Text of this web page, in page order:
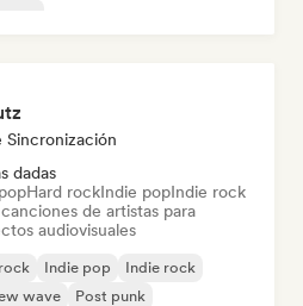
Sincronización
dadas
Hard rockIndie popIndie rock
de artistas para
audiovisuales
Indie pop
Indie rock
wave
Post punk